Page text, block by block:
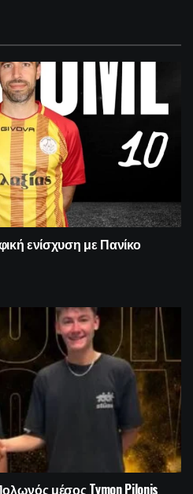
ενίσχυση με Πανίκο
μέσος Tymon Pilonis